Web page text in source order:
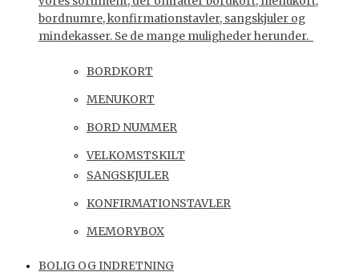
bordnumre, konfirmationstavler, sangskjuler og
mindekasser. Se de mange muligheder herunder.
BORDKORT
MENUKORT
BORD NUMMER
VELKOMSTSKILT
SANGSKJULER
KONFIRMATIONSTAVLER
MEMORYBOX
BOLIG OG INDRETNING